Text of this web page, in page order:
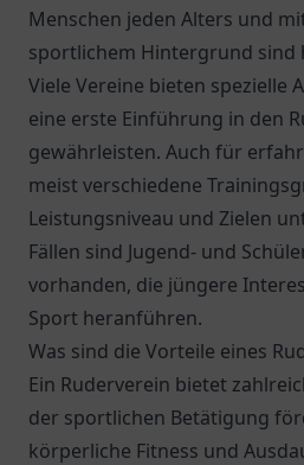
Menschen jeden Alters und
sportlichem Hintergrund sind
Viele Vereine bieten spezielle
eine erste Einführung in den
gewährleisten. Auch für
meist verschiedene
Leistungsniveau und Zielen
Fällen sind Jugend- und
vorhanden, die jüngere
Sport heranführen.
Was sind die Vorteile eines
Ein Ruderverein bietet
der sportlichen Betätigung
körperliche Fitness und